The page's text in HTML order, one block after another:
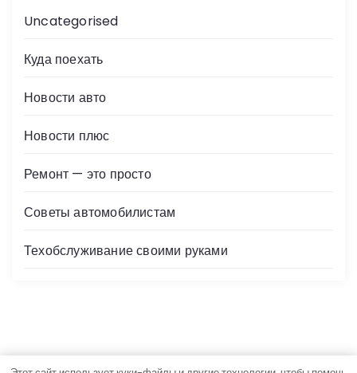
Uncategorised
Куда поехать
Новости авто
Новости плюс
Ремонт — это просто
Советы автомобилистам
Техобслуживание своими руками